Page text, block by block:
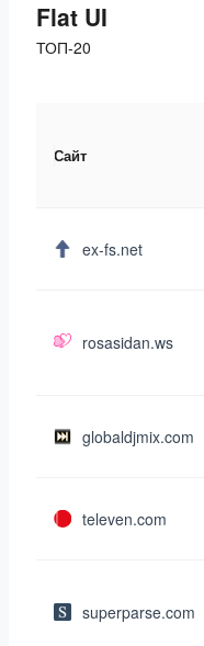
Flat UI
ТОП-20
Сайт
ex-fs.net
rosasidan.ws
globaldjmix.com
televen.com
superparse.com